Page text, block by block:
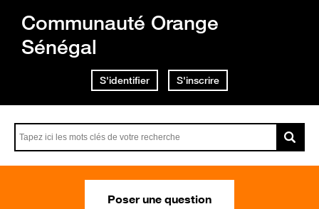
Communauté Orange
Sénégal
S'identifier S'inscrire
Poser une question